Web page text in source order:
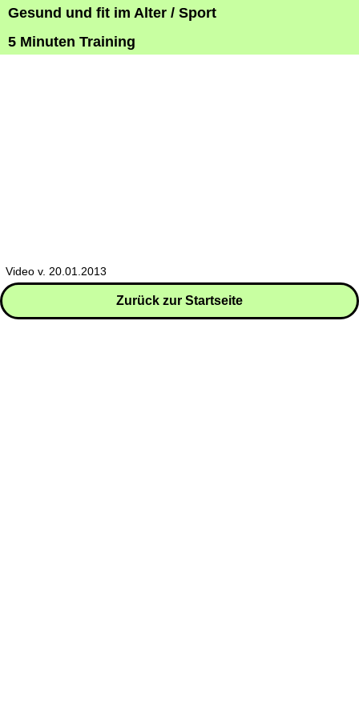
Gesund und fit im Alter / Sport
5 Minuten Training
Video v. 20.01.2013
Zurück zur Startseite